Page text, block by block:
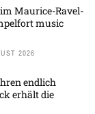
Maurice-Ravel-
music
2026
endlich
erhält die